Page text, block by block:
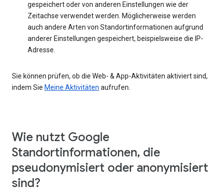
gespeichert oder von anderen Einstellungen wie der
Zeitachse verwendet werden. Möglicherweise werden
auch andere Arten von Standortinformationen aufgrund
anderer Einstellungen gespeichert, beispielsweise die IP-
Adresse.
Sie können prüfen, ob die Web- & App-Aktivitäten aktiviert sind,
indem Sie Meine Aktivitäten aufrufen.
Wie nutzt Google
Standortinformationen, die
pseudonymisiert oder anonymisiert
sind?